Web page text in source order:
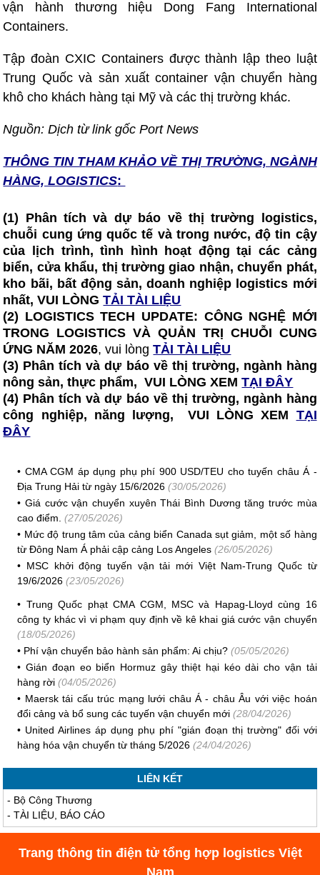
vận hành thương hiệu Dong Fang International
Containers.
Tập ​​đoàn CXIC Containers được thành lập theo luật
Trung Quốc và sản xuất container vận chuyển hàng
khô cho khách hàng tại Mỹ và các thị trường khác.
Nguồn: Dịch từ link gốcPort News
THÔNG TIN THAM KHẢO VỀ THỊ TRƯỜNG, NGÀNH
HÀNG, LOGISTICS:
(1) Phân tích và dự báo về thị trường logistics,
chuỗi cung ứng quốc tế và trong nước, độ tin cậy
của lịch trình, tình hình hoạt động tại các cảng
biển, cửa khẩu, thị trường giao nhận, chuyển phát,
kho bãi, bất động sản, doanh nghiệp logistics mới
nhất, VUI LÒNGTẢI TÀI LIỆU
(2) LOGISTICS TECH UPDATE: CÔNG NGHỆ MỚI
TRONG LOGISTICS VÀ QUẢN TRỊ CHUỖI CUNG
ỨNG NĂM 2026, vui lòngTẢI TÀI LIỆU
(3) Phân tích và dự báo về thị trường, ngành hàng
nông sản, thực phẩm, VUI LÒNG XEMTẠI ĐÂY
(4) Phân tích và dự báo về thị trường, ngành hàng
công nghiệp, năng lượng, VUI LÒNG XEM TẠI
ĐÂY
• CMA CGM áp dụng phụ phí 900 USD/TEU cho tuyến châu Á -
Địa Trung Hải từ ngày 15/6/2026 (30/05/2026)
•Giá cước vận chuyển xuyên Thái Bình Dương tăng trước mùa
cao điểm. (27/05/2026)
• Mức độ trung tâm của cảng biển Canada sụt giảm, một số hàng
từ Đông Nam Á phải cập cảng Los Angeles(26/05/2026)
• MSC khởi động tuyến vận tải mới Việt Nam-Trung Quốc từ
19/6/2026 (23/05/2026)
• Trung Quốc phạt CMA CGM, MSC và Hapag-Lloyd cùng 16
công ty khác vì vi phạm quy định về kê khai giá cước vận chuyển
(18/05/2026)
• Phí vận chuyển bảo hành sản phẩm: Ai chịu? (05/05/2026)
•Gián đoạn eo biển Hormuz gây thiệt hại kéo dài cho vận tải
hàng rời (04/05/2026)
• Maersk tái cấu trúc mạng lưới châu Á - châu Âu với việc hoán
đổi cảng và bổ sung các tuyến vận chuyển mới (28/04/2026)
• United Airlines áp dụng phụ phí "gián đoạn thị trường" đối với
hàng hóa vận chuyển từ tháng 5/2026 (24/04/2026)
LIÊN KẾT
- Bộ Công Thương
-TÀI LIỆU, BÁO CÁO
Trang thông tin điện tử tổng hợp logistics Việt
Nam